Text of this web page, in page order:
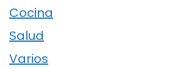
Cocina
Salud
Varios